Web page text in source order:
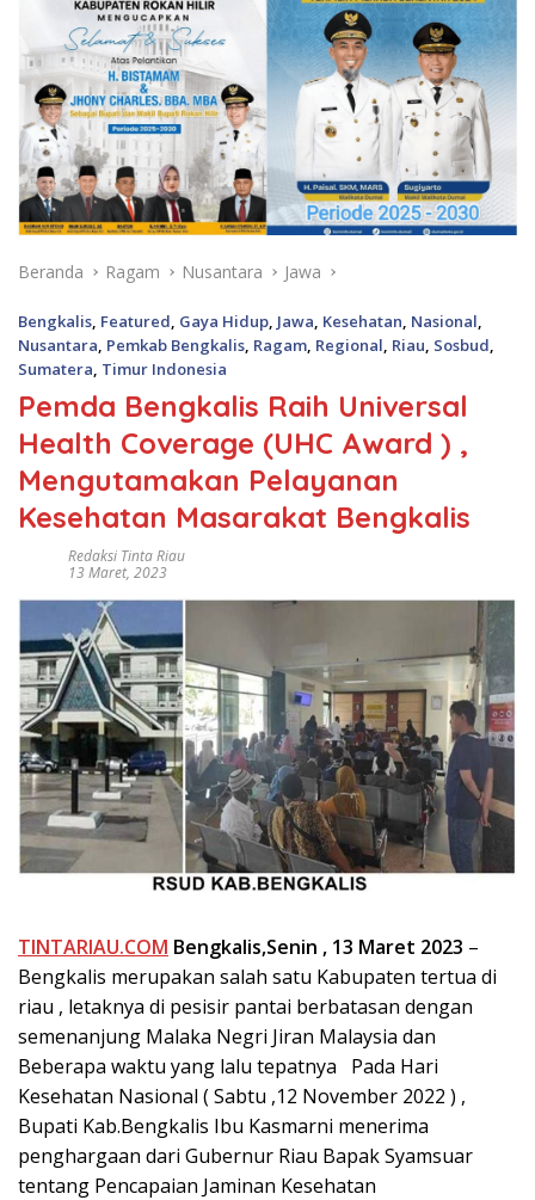
Beranda Ragam Nusantara Jawa
Bengkalis Featured Gaya Hidup Jawa Kesehatan Nasional
Nusantara Pemkab Bengkalis Ragam Regional Riau Sosbud
Sumatera Timur Indonesia
Pemda Bengkalis Raih Universal
Health Coverage (UHC Award ) ,
Mengutamakan Pelayanan
Kesehatan Masarakat Bengkalis
Redaksi Tinta Riau
13 Maret, 2023
TINTARIAU.COM Bengkalis,Senin , 13 Maret 2023 –
Bengkalis merupakan salah satu Kabupaten tertua di
riau , letaknya di pesisir pantai berbatasan dengan
semenanjung Malaka Negri Jiran Malaysia dan
Beberapa waktu yang lalu tepatnya Pada Hari
Kesehatan Nasional ( Sabtu ,12 November 2022 ) ,
Bupati Kab.Bengkalis Ibu Kasmarni menerima
penghargaan dari Gubernur Riau Bapak Syamsuar
tentang Pencapaian Jaminan Kesehatan